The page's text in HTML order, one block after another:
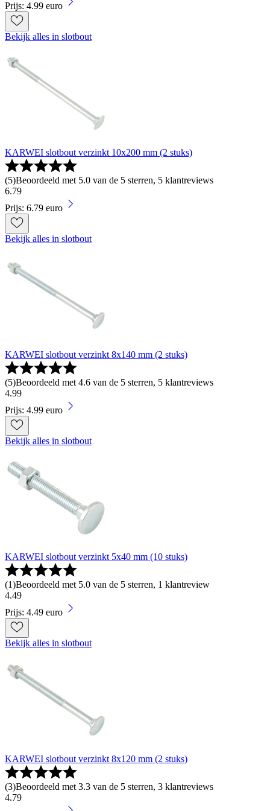
Prijs: 4.99 euro
Bekijk alles in slotbout
KARWEI slotbout verzinkt 10x200 mm (2 stuks)
(5)Beoordeeld met 5.0 van de 5 sterren, 5 klantreviews
6.79
Prijs: 6.79 euro
Bekijk alles in slotbout
KARWEI slotbout verzinkt 8x140 mm (2 stuks)
(5)Beoordeeld met 4.6 van de 5 sterren, 5 klantreviews
4.99
Prijs: 4.99 euro
Bekijk alles in slotbout
KARWEI slotbout verzinkt 5x40 mm (10 stuks)
(1)Beoordeeld met 5.0 van de 5 sterren, 1 klantreview
4.49
Prijs: 4.49 euro
Bekijk alles in slotbout
KARWEI slotbout verzinkt 8x120 mm (2 stuks)
(3)Beoordeeld met 3.3 van de 5 sterren, 3 klantreviews
4.79